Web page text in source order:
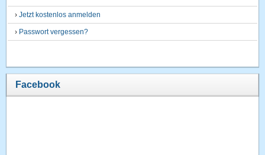
›Jetzt kostenlos anmelden
› Passwort vergessen?
Facebook